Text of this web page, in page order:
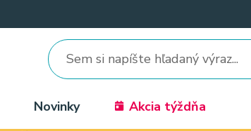
Novinky Akcia týždňa